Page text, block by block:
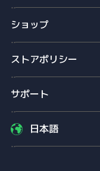
g
oショップ
ストアポリシー
サポート
日本語